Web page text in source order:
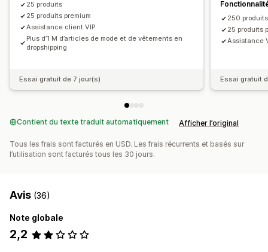
Thaïlande
Émirats arabes unis
Options d’expédition
Étiquette anonyme Expédition groupée
Expédition personnalisée
Expédition multiple
Mises à jour en temps réel
Tarification inclusive
25 produits
25 produits premium
Assistance client VIP
Plus d’1 M d’articles de mode et de vêtements en
dropshipping
Essai gratuit de 7 jour(s)
250 produits
25 produits
Assistance
Essai gratuit
Contient du texte traduit automatiquement Afficher l’original
Tous les frais sont facturés en USD. Les frais récurrents et basés sur
l’utilisation sont facturés tous les 30 jours.
Avis (36)
Note globale
2,2